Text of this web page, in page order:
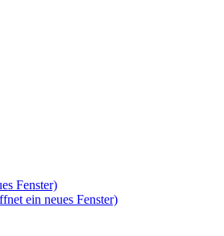
Fenster)
ein neues Fenster)